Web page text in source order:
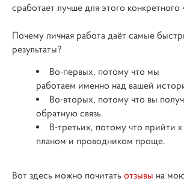
сработает лучше для этого конкретного
Почему личная работа даёт самые
результаты?
Во-первых, потому что мы
работаем именно над вашей
Во-вторых, потому что вы
обратную связь.
В-третьих, потому что прийти
планом и проводником проще.
Вот здесь можно почитать отзывы на